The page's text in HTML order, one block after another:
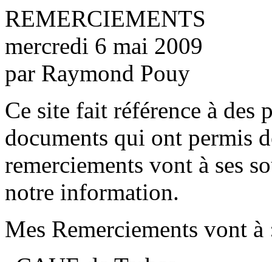
REMERCIEMENTS
mercredi 6 mai 2009
par Raymond Pouy
Ce site fait référence à des
documents qui ont permis
remerciements vont à ses
notre information.
Mes Remerciements vont à